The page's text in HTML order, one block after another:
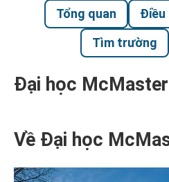
Tổng quan Điều
Tìm trường
Đại học McMaster
Về Đại học